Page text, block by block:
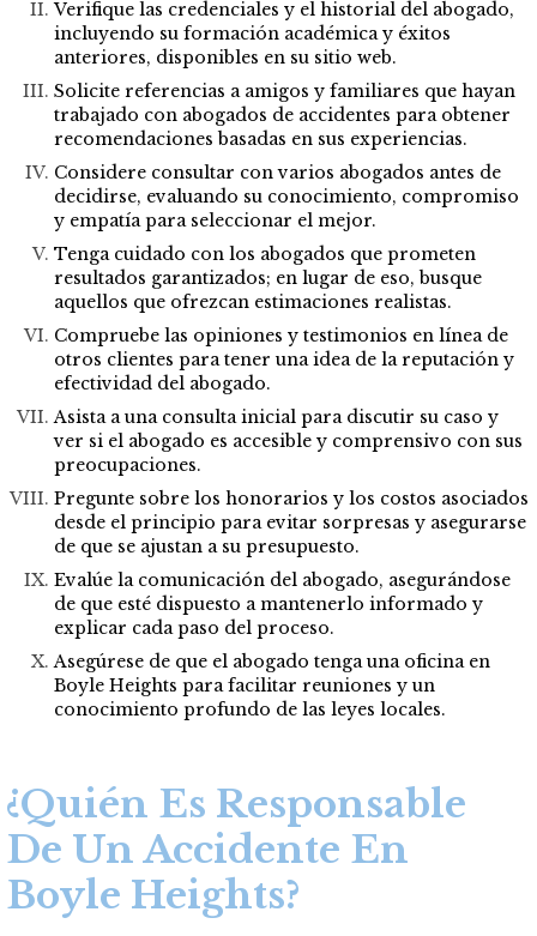
Verifique las credenciales y el historial del abogado,
incluyendo su formación académica y éxitos
anteriores, disponibles en su sitio web.
Solicite referencias a amigos y familiares que hayan
trabajado con abogados de accidentes para obtener
recomendaciones basadas en sus experiencias.
Considere consultar con varios abogados antes de
decidirse, evaluando su conocimiento, compromiso
y empatía para seleccionar el mejor.
Tenga cuidado con los abogados que prometen
resultados garantizados; en lugar de eso, busque
aquellos que ofrezcan estimaciones realistas.
Compruebe las opiniones y testimonios en línea de
otros clientes para tener una idea de la reputación y
efectividad del abogado.
Asista a una consulta inicial para discutir su caso y
ver si el abogado es accesible y comprensivo con sus
preocupaciones.
Pregunte sobre los honorarios y los costos asociados
desde el principio para evitar sorpresas y asegurarse
de que se ajustan a su presupuesto.
Evalúe la comunicación del abogado, asegurándose
de que esté dispuesto a mantenerlo informado y
explicar cada paso del proceso.
Asegúrese de que el abogado tenga una oficina en
Boyle Heights para facilitar reuniones y un
conocimiento profundo de las leyes locales.
¿Quién Es Responsable
De Un Accidente En
Boyle Heights?